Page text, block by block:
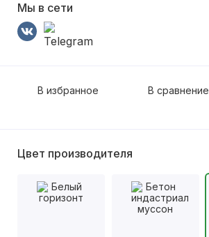
Мы в сети
В избранное В сравнение
Цвет производителя